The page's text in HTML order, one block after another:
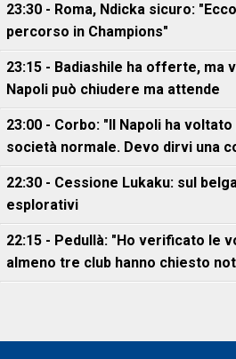
23:30 - Roma, Ndicka sicuro:
percorso in Champions"
23:15 - Badiashile ha offerte, ma
Napoli può chiudere ma attende
23:00 - Corbo: "Il Napoli ha
società normale. Devo dirvi una
22:30 - Cessione Lukaku: sul
esplorativi
22:15 - Pedullà: "Ho verificato le
almeno tre club hanno chiesto